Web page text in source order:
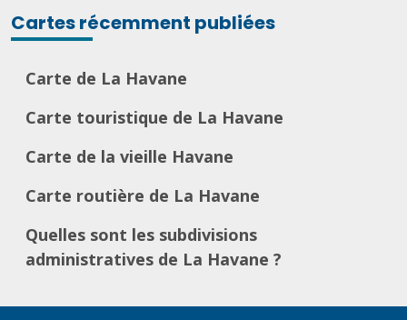
Cartes récemment publiées
Carte de La Havane
Carte touristique de La Havane
Carte de la vieille Havane
Carte routière de La Havane
Quelles sont les subdivisions
administratives de La Havane ?